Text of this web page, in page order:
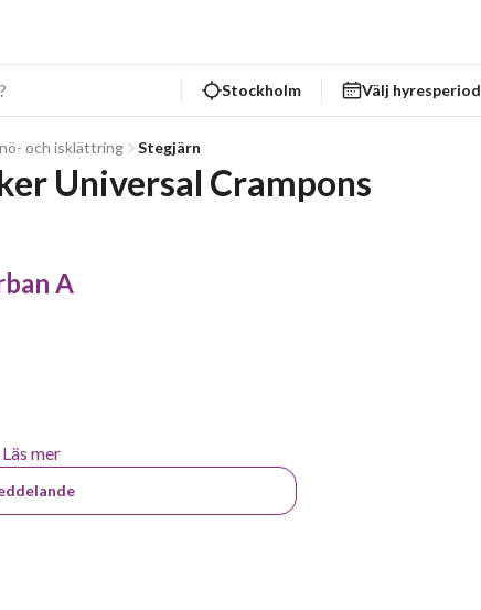
Stockholm Välj hyresperiod
och isklättring Stegjärn
Universal Crampons
A
Läs mer